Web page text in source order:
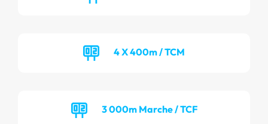
4 X 400m / TCM
3 000m Marche / TCF